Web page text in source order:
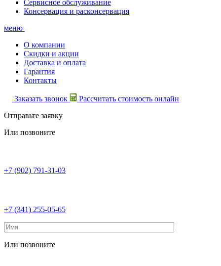
Сервисное обслуживание
Консервация и расконсервация
меню
О компании
Скидки и акции
Доставка и оплата
Гарантия
Контакты
Заказать звонок
Рассчитать стоимость онлайн
Отправьте заявку
Или позвоните
+7 (902) 791-31-03
+7 (341) 255-05-65
Или позвоните